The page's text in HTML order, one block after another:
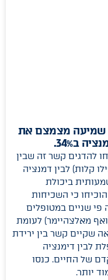
שמיעה מצמצם את
ב34%.
להדגים קשר זה שבין
קלות) לבין דמנציה
ביכולת
כי השכיחות
פי שניים במטופלים
מאלצהיימר) לעומת
שקיים קשר בין ירידת
לבין דימנציה
של החיים. כנסו
יותר.